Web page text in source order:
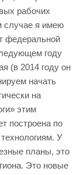
рабочих
случае я имею
федеральной
году
(в 2014 году он
начать
на
этим
построена по
У
планы, это
Это новые